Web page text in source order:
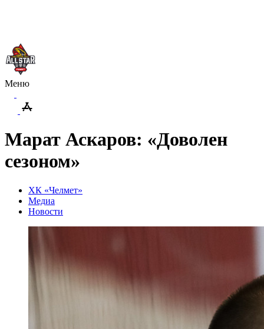
Меню
Марат Аскаров: «Доволен
сезоном»
ХК «Челмет»
Медиа
Новости